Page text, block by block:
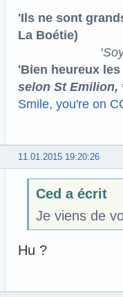
'Ils ne sont
La Boétie)
'
'Bien heureux
selon St Emilion,
Smile, you're on
11.01.2015 19:20:26
Ced a écrit
Je viens de
Hu ?